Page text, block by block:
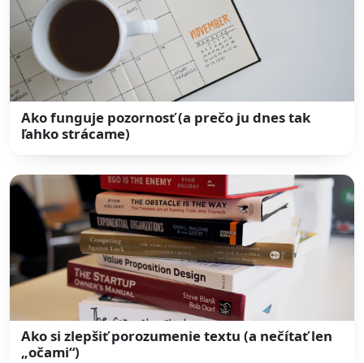
Ako funguje pozornosť (a prečo ju dnes tak
ľahko strácame)
Ako si zlepšiť porozumenie textu (a nečítať len
„očami“)